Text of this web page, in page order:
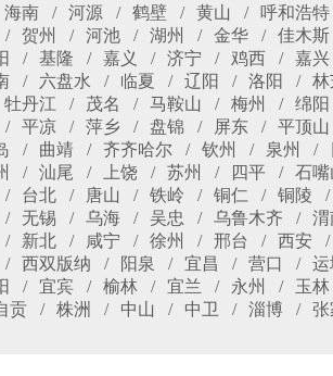
海南 河源 鹤壁 黄山
呼和浩特
贺州 河池 湖州 金华
佳木斯
基隆 嘉义 济宁 鸡西
嘉兴
六盘水 临夏 辽阳 洛阳
林
牡丹江 茂名 马鞍山 梅州
绵阳
平凉 萍乡 盘锦 屏东
平顶山
曲靖 齐齐哈尔 钦州 泉州
汕尾 上饶 苏州 四平
石嘴
台北 唐山 铁岭 铜仁
铜陵
无锡 乌海 吴忠 乌鲁木齐
渭
新北 咸宁 徐州 邢台
西安
西双版纳 阳泉 宜昌 营口
运
宜宾 榆林 宜兰 永州
玉林
贡 株洲 中山 中卫 淄博 张